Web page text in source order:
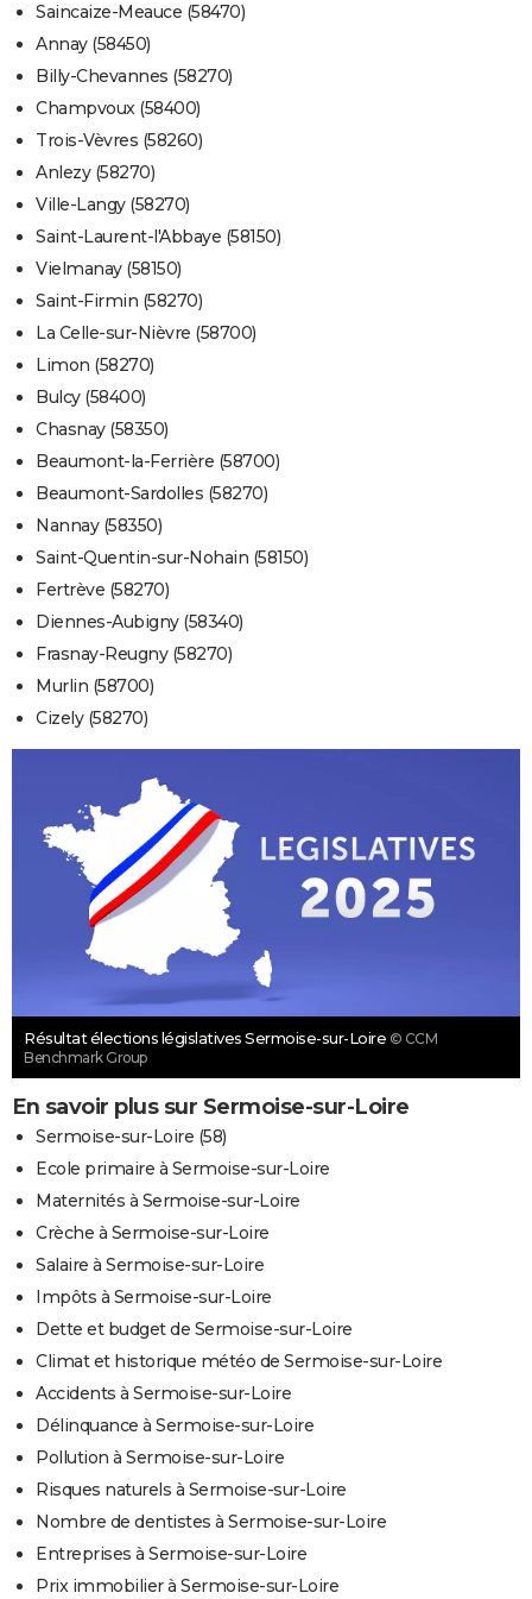
Saincaize-Meauce (58470)
Annay (58450)
Billy-Chevannes (58270)
Champvoux (58400)
Trois-Vèvres (58260)
Anlezy (58270)
Ville-Langy (58270)
Saint-Laurent-l'Abbaye (58150)
Vielmanay (58150)
Saint-Firmin (58270)
La Celle-sur-Nièvre (58700)
Limon (58270)
Bulcy (58400)
Chasnay (58350)
Beaumont-la-Ferrière (58700)
Beaumont-Sardolles (58270)
Nannay (58350)
Saint-Quentin-sur-Nohain (58150)
Fertrève (58270)
Diennes-Aubigny (58340)
Frasnay-Reugny (58270)
Murlin (58700)
Cizely (58270)
Résultat élections législatives Sermoise-sur-Loire © CCM
Benchmark Group
En savoir plus sur Sermoise-sur-Loire
Sermoise-sur-Loire (58)
Ecole primaire à Sermoise-sur-Loire
Maternités à Sermoise-sur-Loire
Crèche à Sermoise-sur-Loire
Salaire à Sermoise-sur-Loire
Impôts à Sermoise-sur-Loire
Dette et budget de Sermoise-sur-Loire
Climat et historique météo de Sermoise-sur-Loire
Accidents à Sermoise-sur-Loire
Délinquance à Sermoise-sur-Loire
Pollution à Sermoise-sur-Loire
Risques naturels à Sermoise-sur-Loire
Nombre de dentistes à Sermoise-sur-Loire
Entreprises à Sermoise-sur-Loire
Prix immobilier à Sermoise-sur-Loire